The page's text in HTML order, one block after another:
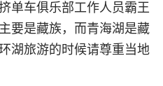
单车俱乐部工作人员霸王
要是藏族，而青海湖是藏
湖旅游的时候请尊重当地